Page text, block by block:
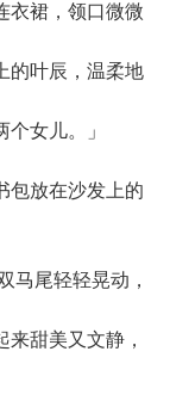
裙，领口微微
的叶辰，温柔地
女儿。」
放在沙发上的
尾轻轻晃动，
甜美又文静，